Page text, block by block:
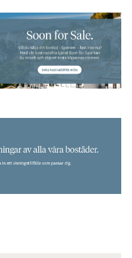
Costa Blanca för mer
visning!